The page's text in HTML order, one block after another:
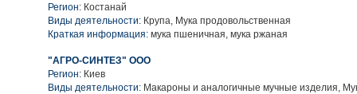
Регион: Костанай
Виды деятельности: Крупа, Мука продовольственная
Краткая информация: мука пшеничная, мука ржаная
"АГРО-СИНТЕЗ" ООО
Регион: Киев
Виды деятельности: Макароны и аналогичные мучные изделия,